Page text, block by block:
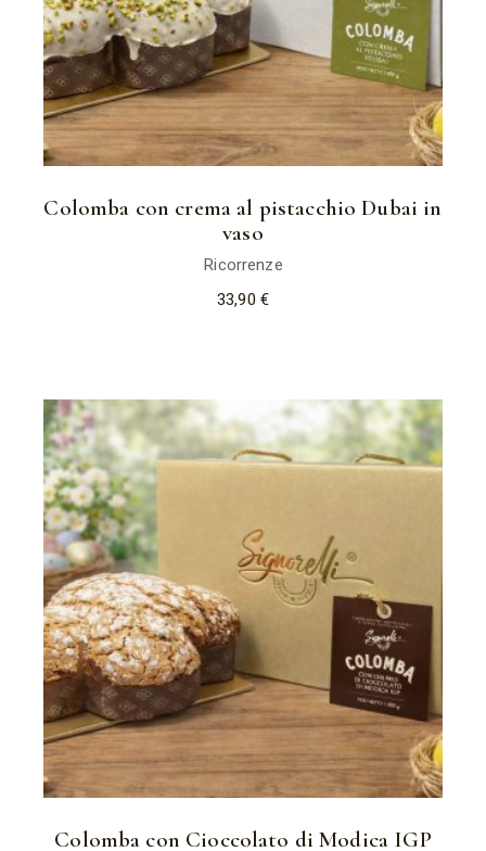
Colomba con crema al pistacchio Dubai in
vaso
Ricorrenze
33,90 €
Colomba con Cioccolato di Modica IGP